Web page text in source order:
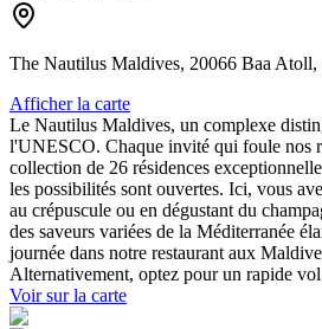
The Nautilus Maldives, 20066 Baa
Afficher la carte
Le Nautilus Maldives, un complexe
l'UNESCO. Chaque invité qui foule nos
collection de 26 résidences
les possibilités sont ouvertes. Ici, vous
au crépuscule ou en dégustant du
des saveurs variées de la Méditerranée
journée dans notre restaurant aux
Alternativement, optez pour un rapide
Voir sur la carte